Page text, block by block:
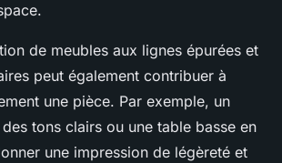
de meubles aux lignes épurées et
peut également contribuer à
une pièce. Par exemple, un
tons clairs ou une table basse en
une impression de légèreté et